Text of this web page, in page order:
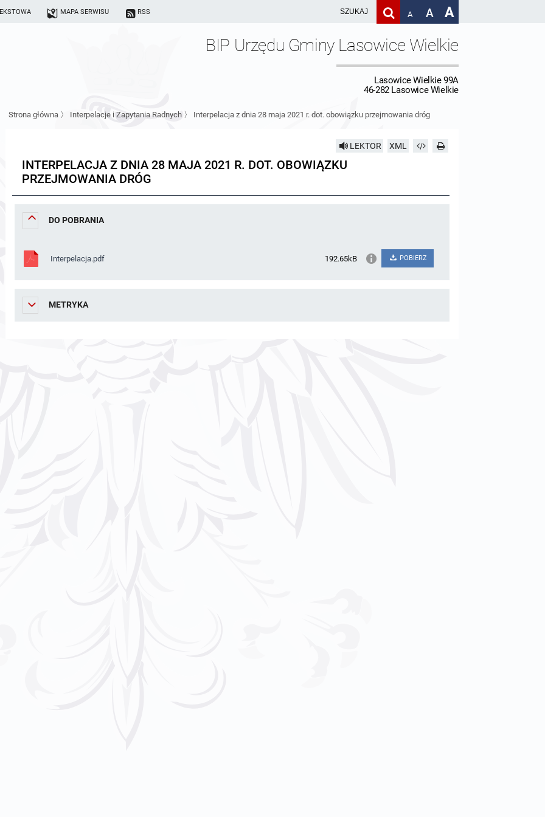
MAPA SERWISU RSS A A A
BIP Urzędu Gminy Lasowice Wielkie
Lasowice Wielkie 99A
46-282 Lasowice Wielkie
Strona główna 〉 Interpelacje i Zapytania Radnych 〉 Interpelacja z dnia 28 maja 2021 r. dot. obowiązku przejmowania dróg
LEKTOR XML
INTERPELACJA Z DNIA 28 MAJA 2021 R. DOT. OBOWIĄZKU
PRZEJMOWANIA DRÓG
DO POBRANIA
Interpelacja.pdf 192.65kB POBIERZ
METRYKA